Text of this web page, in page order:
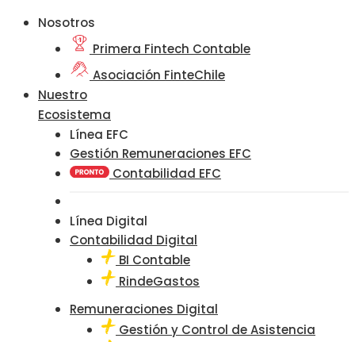
Nosotros
Primera Fintech Contable
Asociación FinteChile
Nuestro
Ecosistema
Línea EFC
Gestión Remuneraciones EFC
Contabilidad EFC
Línea Digital
Contabilidad Digital
BI Contable
RindeGastos
Remuneraciones Digital
Gestión y Control de Asistencia